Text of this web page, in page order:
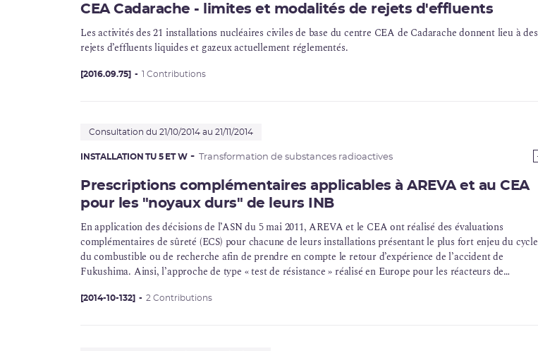
CEA Cadarache - limites et modalités de rejets d'effluents
Les activités des 21 installations nucléaires civiles de base du centre CEA de Cadarache donnent lieu à des
rejets d’effluents liquides et gazeux actuellement réglementés.
[2016.09.75] 1 Contributions
Consultation du 21/10/2014 au 21/11/2014
INSTALLATION TU 5 ET W Transformation de substances radioactives
Prescriptions complémentaires applicables à AREVA et au CEA
pour les "noyaux durs" de leurs INB
En application des décisions de l’ASN du 5 mai 2011,AREVAet le CEA ont réalisé des évaluations
complémentaires de sûreté (ECS) pour chacune de leurs installations présentant le plus fort enjeu ducycle
du combustible ou de recherche afin de prendre en compte le retour d’expérience de l’accident de
Fukushima. Ainsi, l’approche de type « test de résistance » réalisé en Europe pour les réacteurs de
cette démarche à une telle échelle. L’approche développée par l’ASN est restée proportionnée aux enjeux
[2014-10-132] 2 Contributions